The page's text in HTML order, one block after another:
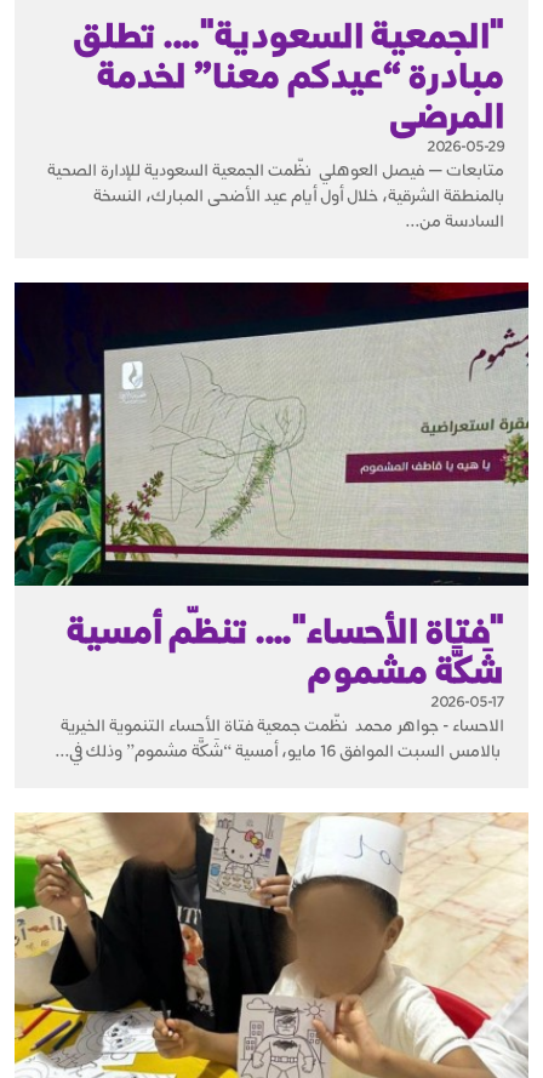
"الجمعية السعودية"…. تطلق
مبادرة “عيدكم معنا” لخدمة
المرضى
2026-05-29
متابعات — فيصل العوهلي نظّمت الجمعية السعودية للإدارة الصحية
بالمنطقة الشرقية، خلال أول أيام عيد الأضحى المبارك، النسخة
السادسة من...
"فتاة الأحساء"…. تنظّم أمسية
شَكَّة مشموم
2026-05-17
الاحساء - جواهر محمد نظّمت جمعية فتاة الأحساء التنموية الخيرية
بالامس السبت الموافق 16 مايو، أمسية “شَكَّة مشموم” وذلك في...